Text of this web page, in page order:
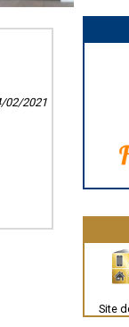
02/2021
Marseille
Brive-
Saint-
Guéret
Valence
Évreux
Site